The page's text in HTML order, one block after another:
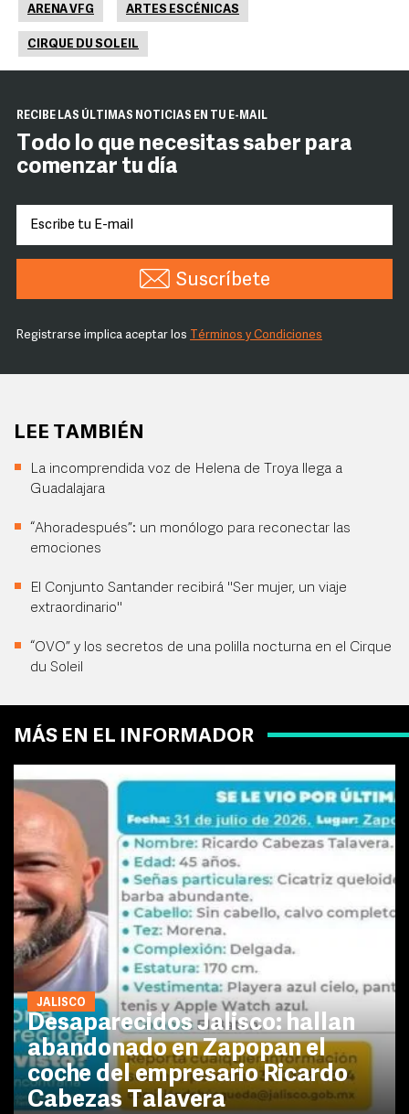
ARENA VFG ARTES ESCÉNICAS
CIRQUE DU SOLEIL
RECIBE LAS ÚLTIMAS NOTICIAS EN TU E-MAIL
Todo lo que necesitas saber para
comenzar tu día
Suscríbete
Registrarse implica aceptar los Términos y Condiciones
LEE TAMBIÉN
La incomprendida voz de Helena de Troya llega a
Guadalajara
“Ahoradespués”: un monólogo para reconectar las
emociones
El Conjunto Santander recibirá "Ser mujer, un viaje
extraordinario"
“OVO” y los secretos de una polilla nocturna en el Cirque
du Soleil
MÁS EN EL INFORMADOR
JALISCO
Desaparecidos Jalisco: hallan
abandonado en Zapopan el
coche del empresario Ricardo
Cabezas Talavera